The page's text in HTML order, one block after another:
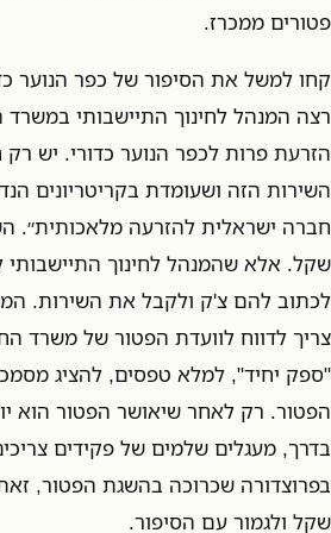
פטורים ממכרז.
קחו למשל את הסיפור של כפר הנוער
רצה המנהל לחינוך התיישבותי במשרד
הזרעת פרות לכפר הנוער כדורי. יש
השירות הזה ושעומדת בקריטריונים
שקל. אלא שהמנהל לחינוך התיישבותי
לכתוב להם צ'ק ולקבל את השירות.
צריך לדווח לוועדת הפטור של משרד
"ספק יחיד", למלא טפסים, להציג
הפטור. רק לאחר שיאושר הפטור הוא
בדרך, מעגלים שלמים של פקידים
שקל ולגמור עם הסיפור.